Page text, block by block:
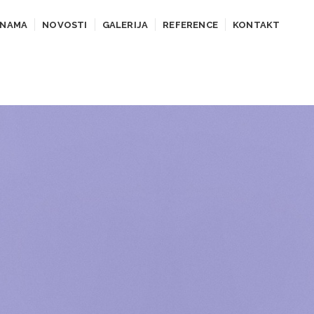
NOVOSTI GALERIJA REFERENCE KONTAKT